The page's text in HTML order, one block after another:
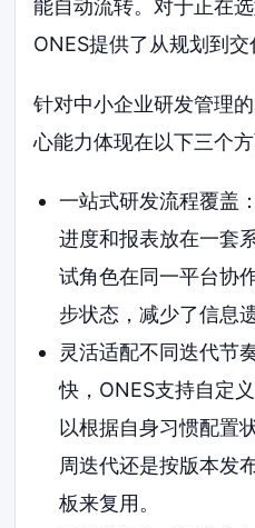
能自动流转。对于正在
ONES提供了从规划到交
针对中小企业研发管理
心能力体现在以下三个方
一站式研发流程覆盖
进度和报表放在一套
试角色在同一平台协
步状态，减少了信息
灵活适配不同迭代节
快，ONES支持自定
以根据自身习惯配置
周迭代还是按版本发
板来复用。